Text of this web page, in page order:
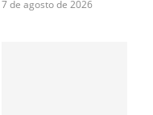
7 de agosto de 2026